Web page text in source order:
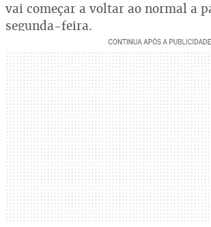
vai começar a voltar ao normal a
segunda-feira.